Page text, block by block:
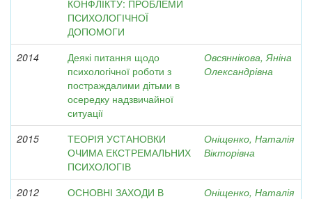
КОНФЛІКТУ: ПРОБЛЕМИ
ПСИХОЛОГІЧНОЇ
ДОПОМОГИ
2014
Деякі питання щодо
психологічної роботи з
постраждалими дітьми в
осередку надзвичайної
ситуації
Овсяннікова, Яніна
Олександрівна
2015
ТЕОРІЯ УСТАНОВКИ
ОЧИМА ЕКСТРЕМАЛЬНИХ
ПСИХОЛОГІВ
Оніщенко, Наталія
Вікторівна
2012
ОСНОВНІ ЗАХОДИ В
Оніщенко, Наталія